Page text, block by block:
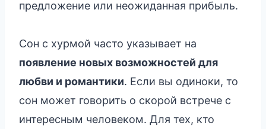
предложение или неожиданная прибыль.
Сон с хурмой часто указывает на
появление новых возможностей для
любви и романтики. Если вы одиноки, то
сон может говорить о скорой встрече с
интересным человеком. Для тех, кто